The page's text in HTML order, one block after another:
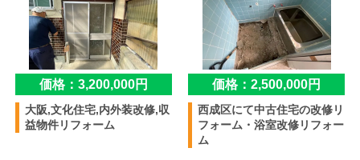
価格：3,200,000円
大阪,文化住宅,内外装改修,収
益物件リフォーム
価格：2,500,000円
西成区にて中古住宅の改修リ
フォーム・浴室改修リフォー
ム